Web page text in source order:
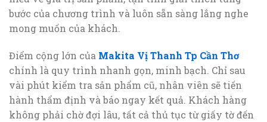
bước của chương trình và luôn sẵn sàng lắng nghe
mong muốn của khách.
Điểm cộng lớn của Makita Vị Thanh Tp Cần Thơ
chính là quy trình nhanh gọn, minh bạch. Chỉ sau
vài phút kiểm tra sản phẩm cũ, nhân viên sẽ tiến
hành thẩm định và báo ngay kết quả. Khách hàng
không phải chờ đợi lâu, tất cả thủ tục từ giấy tờ đến